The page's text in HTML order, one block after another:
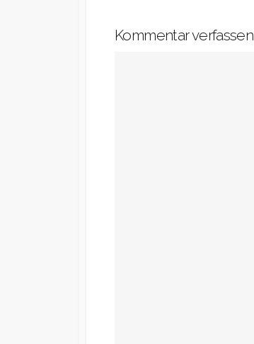
Kommentar verfassen